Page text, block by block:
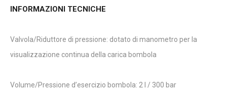
INFORMAZIONI TECNICHE
Valvola/Riduttore di pressione: dotato di manometro per la
visualizzazione continua della carica bombola
Volume/Pressione d’esercizio bombola: 2 l / 300 bar